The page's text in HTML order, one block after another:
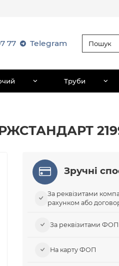
77 Telegram
Труби
Зручні
За реквізитами
рахунком або
За реквізитами
На карту ФОП